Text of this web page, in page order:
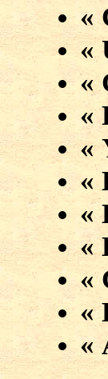
«
«
«
«
«
«
«
«
«
«
«